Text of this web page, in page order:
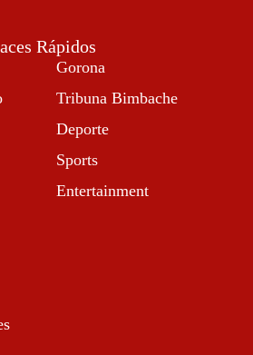
Rápidos
Gorona
Tribuna Bimbache
Deporte
Sports
Entertainment